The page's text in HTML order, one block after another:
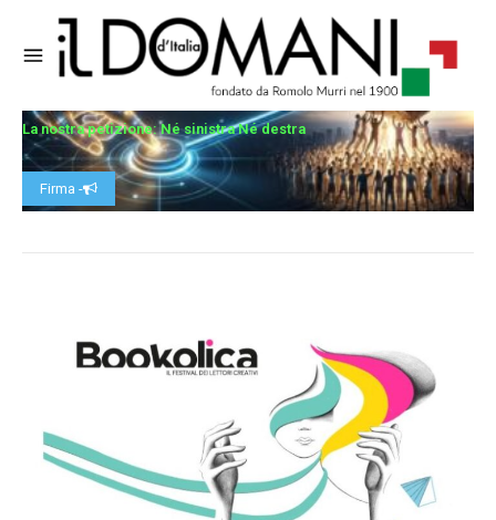
La nostra petizione: Né sinistra Né destra
Firma -